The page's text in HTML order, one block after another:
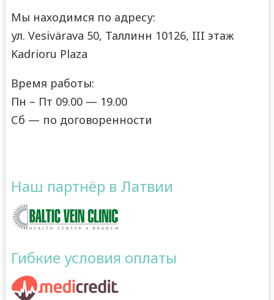
Мы находимся по адресу:
ул. Vesivärava 50, Таллинн 10126, III этаж
Kadrioru Plaza
Время работы:
Пн – Пт 09.00 — 19.00
Сб — по договоренности
Наш партнёр в Латвии
Гибкие условия оплаты